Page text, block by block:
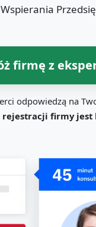
firmę z
odpowiedzą na
rejestracji firmy jest